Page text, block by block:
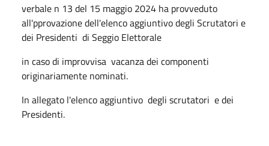
verbale n 13 del 15 maggio 2024 ha provveduto
all'pprovazione dell'elenco aggiuntivo degli Scrutatori e
dei Presidenti di Seggio Elettorale
in caso di improvvisa vacanza dei componenti
originariamente nominati.
In allegato l'elenco aggiuntivo degli scrutatori e dei
Presidenti.